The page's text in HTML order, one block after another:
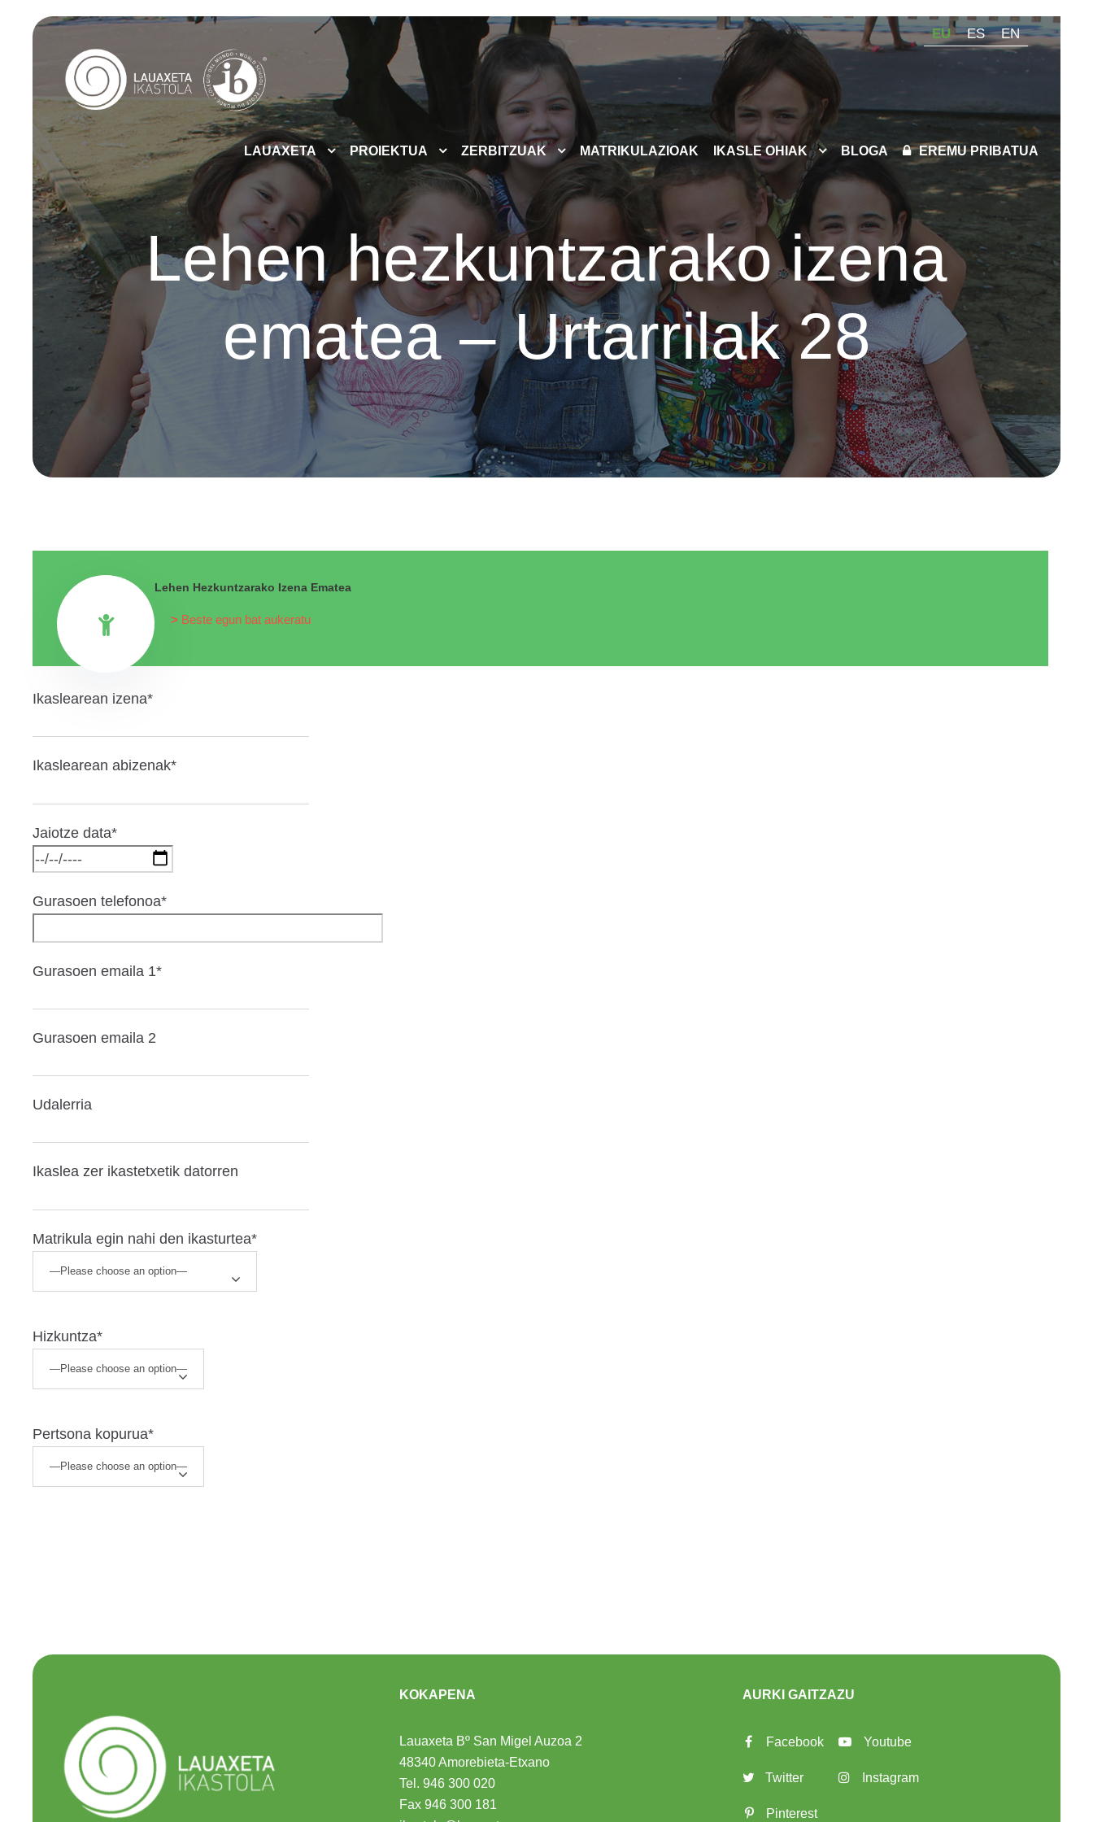
EU ES EN
LAUAXETA PROIEKTUA ZERBITZUAK MATRIKULAZIOAK IKASLE OHIAK BLOGA EREMU PRIBATUA
Lehen hezkuntzarako izena
ematea – Urtarrilak 28
Lehen Hezkuntzarako Izena Ematea
Beste egun bat aukeratu
Ikaslearean izena*
Ikaslearean abizenak*
Jaiotze data*
Gurasoen telefonoa*
Gurasoen emaila 1*
Gurasoen emaila 2
Udalerria
Ikaslea zer ikastetxetik datorren
Matrikula egin nahi den ikasturtea*
Hizkuntza*
Pertsona kopurua*
KOKAPENA
Lauaxeta Bº San Migel Auzoa 2
48340 Amorebieta-Etxano
Tel.946 300 020
Fax 946 300 181
AURKI GAITZAZU
Facebook
Twitter
Pinterest
Youtube
Instagram